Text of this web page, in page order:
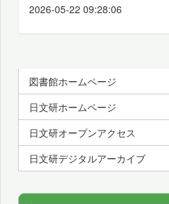
2026-05-22 09:28:06
図書館ホームページ
日文研ホームページ
日文研オープンアクセス
日文研デジタルアーカイブ